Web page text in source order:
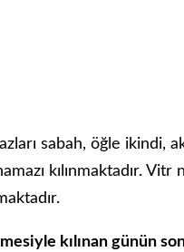
sabah, öğle ikindi,
kılınmaktadır. Vitr
kılınan günün